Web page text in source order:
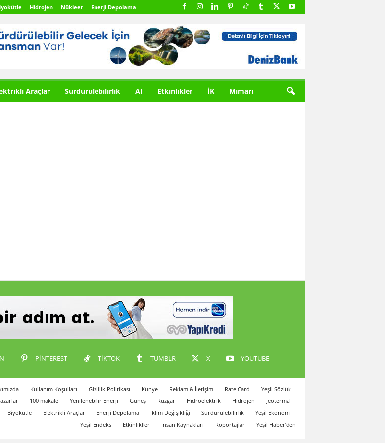
Hidrojen Nükleer Enerji Depolama
Araçlar Sürdürülebilirlik AI Etkinlikler İK Mimari
PINTEREST TIKTOK TUMBLR X YOUTUBE
Kullanım Koşulları Gizlilik Politikası Künye Reklam & İletişim Rate Card
Yeşil Sözlük
100 makale Yenilenebilir Enerji Güneş Rüzgar Hidroelektrik Hidrojen
Jeotermal
Biyokütle
Elektrikli Araçlar Enerji Depolama İklim Değişikliği Sürdürülebilirlik
Yeşil Ekonomi
Yeşil Endeks
Etkinlikller İnsan Kaynakları Röportajlar Yeşil Haber’den